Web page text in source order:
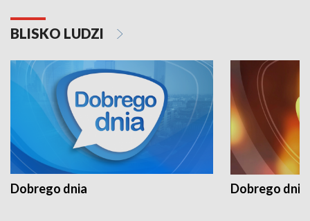
BLISKO LUDZI
Dobrego dnia Dobrego dnia